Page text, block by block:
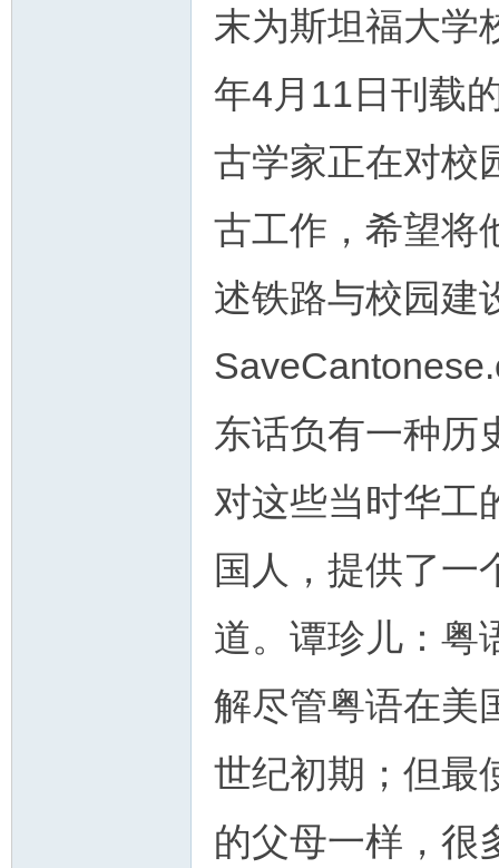
末为斯坦福大学
年4月11日刊载
古学家正在对校
古工作，希望将
述铁路与校园建
东话负有一种历
对这些当时华工
国人，提供了一
道。谭珍儿：粤
解尽管粤语在美
世纪初期；但最
的父母一样，很